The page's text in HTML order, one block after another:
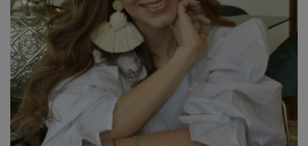
Bölgeler
Sınıflar
Kolaylaştırıcılar
Shop